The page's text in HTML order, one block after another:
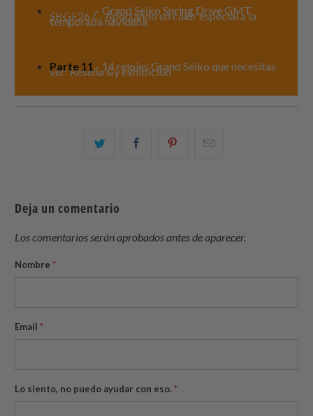
Parte 10- Grand Seiko Spring Drive GMT
SBGE267 - Aportando un calor especial a la
temporada navideña
Parte 11- 14 relojes Grand Seiko que necesitas
ver: Reseña &y exhibición
ComparteComparteCompartir
Deja un comentario
Los comentarios serán aprobados antes de aparecer.
Nombre *
Email *
Lo siento, no puedo ayudar con eso. *